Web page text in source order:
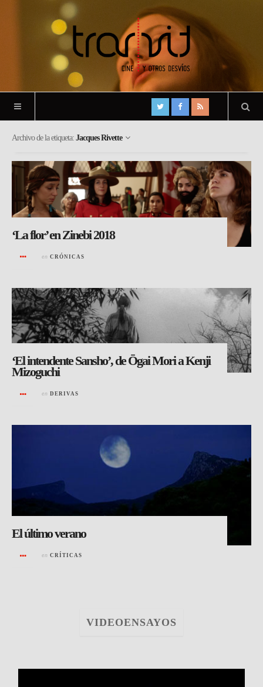
Archivo de la etiqueta: Jacques Rivette
‘La flor’ en Zinebi 2018
en CRÓNICAS
‘El intendente Sansho’, de Ōgai Mori a Kenji
Mizoguchi
en DERIVAS
El último verano
en CRÍTICAS
VIDEOENSAYOS